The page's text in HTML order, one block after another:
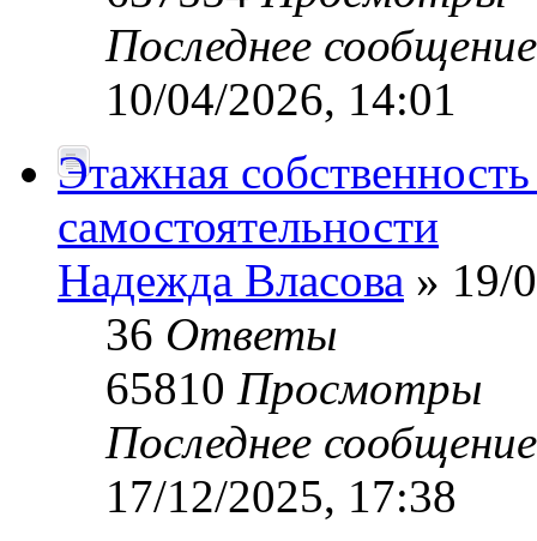
Последнее
10/04/2026, 14:01
Этажная
самостоятельности
Надежда Власова » 19/
36 Ответы
65810 Просмотры
Последнее
17/12/2025, 17:38